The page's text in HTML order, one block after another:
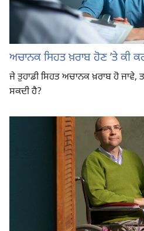
ਅਚਾਨਕ ਸਿਹਤ ਖ਼ਰਾਬ ਹੋਣ ʼਤੇ ਕੀ
ਜੇ ਤੁਹਾਡੀ ਸਿਹਤ ਅਚਾਨਕ ਖ਼ਰਾਬ ਹੋ ਜਾਵੇ,
ਸਕਦੀ ਹੈ?